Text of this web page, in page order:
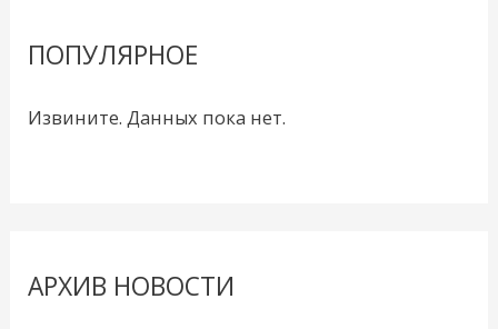
ПОПУЛЯРНОЕ
Извините. Данных пока нет.
АРХИВ НОВОСТИ